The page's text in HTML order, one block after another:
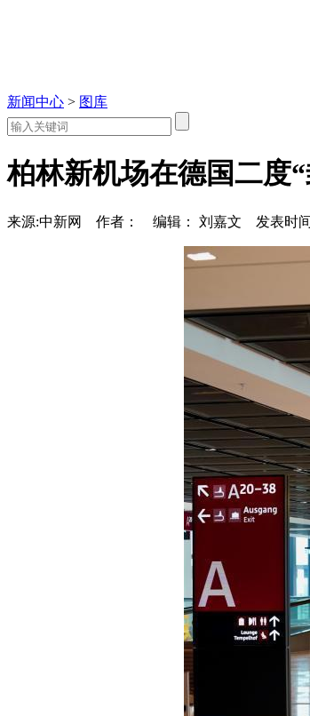
新闻中心 > 图库
柏林新机场在德国二度
来源:中新网 作者： 编辑： 刘嘉文 发表时